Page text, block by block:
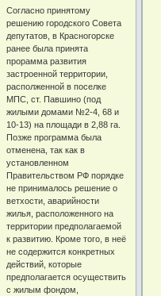
Согласно принятому
решению городского Совета
депутатов, в Красногорске
ранее была принята
прорамма развития
застроенной территории,
располженной в поселке
МПС, ст. Павшино (под
жилыми домами №2-4, 68 и
10-13) на площади в 2,88 га.
Позже программа была
отменена, так как в
установленном
Правительством РФ порядке
не принималось решение о
ветхости, аварийности
жилья, расположенного на
территории предполагаемой
к развитию. Кроме того, в неё
не содержится конкретных
действий, которые
предполагается осуществить
с жилым фондом,